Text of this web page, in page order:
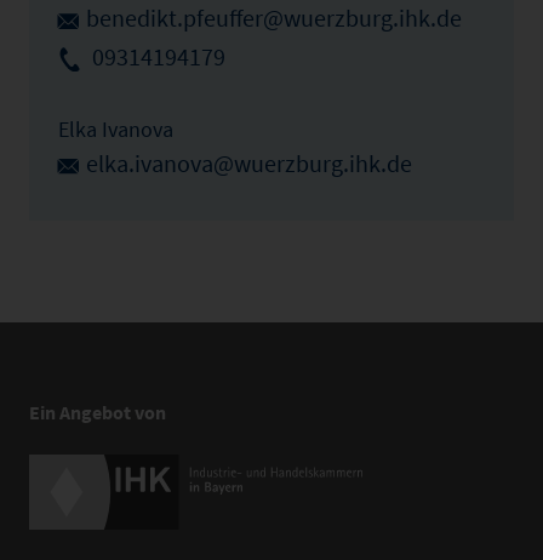
benedikt.pfeuffer@wuerzburg.ihk.de
09314194179
Elka Ivanova
elka.ivanova@wuerzburg.ihk.de
Ein Angebot von